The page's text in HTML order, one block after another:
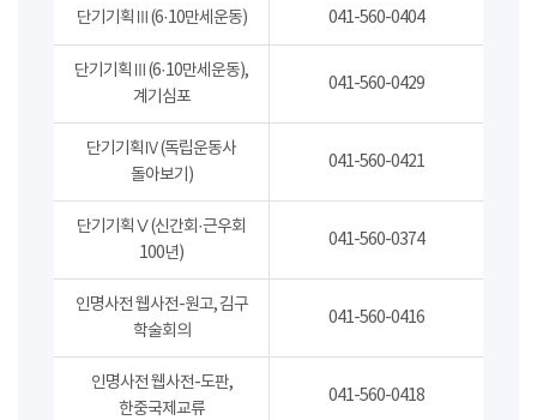
단기기획Ⅲ(6·10만세운동) 041-560-0404
단기기획Ⅲ(6·10만세운동),
계기심포
041-560-0429
단기기획Ⅳ(독립운동사
돌아보기)
041-560-0421
단기기획Ⅴ(신간회·근우회
100년)
041-560-0374
인명사전 웹사전-원고, 김구
학술회의
041-560-0416
인명사전 웹사전-도판,
한중국제교류
041-560-0418